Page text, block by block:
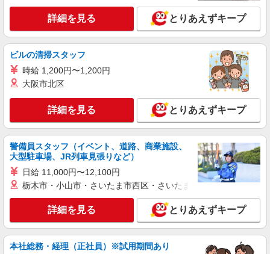
給1,320円×8h） ☆月給例232,320円（時給1,320円
×8ｈ×22日） ※経験・能力等による
埼玉県新座市
詳細を見る
アルバイト パート 契約社員 派遣社員
株式会社ビリーフセレブ
ピッキング・検品・梱包
時給1,500円〜1,875円 ※経験・能力等による
埼玉県新座市大和田（所沢インター近く） ★
最寄り「新座駅」より徒歩15分
キープ 詳細を見る
株式会社テクノ・サービス 埼玉県エリア（03）
工場のカンタン軽作業、倉庫での箱詰め・入出
荷など ★未経験OKのお仕事たくさん！
■時給1300円〜1500円（就業先により異なる）
詳細を見る とりあえずキープ
ビルの清掃スタッフ
時給 1,200円〜1,200円
大阪市北区
詳細を見る とりあえずキープ
警備員スタッフ（イベント、道路、商業施設、
大型駐車場、JR列車見張りなど）
日給 11,000円〜12,100円
栃木市・小山市・さいたま市西区・さいたま市岩槻区・久喜市・
詳細を見る とりあえずキープ
本社総務・経理（正社員）※試用期間あり